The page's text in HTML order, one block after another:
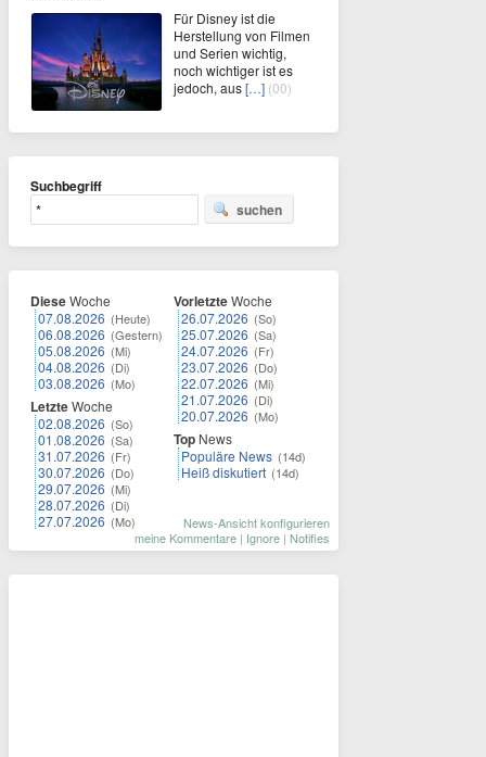
Für Disney ist die
Herstellung von Filmen
und Serien wichtig,
noch wichtiger ist es
jedoch, aus[…] (00)
Suchbegriff
suchen
DieseWoche
07.08.2026 (Heute)
06.08.2026 (Gestern)
05.08.2026 (Mi)
04.08.2026 (Di)
03.08.2026 (Mo)
LetzteWoche
02.08.2026 (So)
01.08.2026 (Sa)
31.07.2026 (Fr)
30.07.2026 (Do)
29.07.2026 (Mi)
28.07.2026 (Di)
27.07.2026 (Mo)
VorletzteWoche
26.07.2026 (So)
25.07.2026 (Sa)
24.07.2026 (Fr)
23.07.2026 (Do)
22.07.2026 (Mi)
21.07.2026 (Di)
20.07.2026 (Mo)
Top News
Populäre News (14d)
Heiß diskutiert (14d)
News-Ansicht konfigurieren
meine Kommentare | Ignore | Notifies